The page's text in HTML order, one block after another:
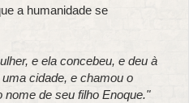
a humanidade se
e ela concebeu, e deu à
cidade, e chamou o
de seu filho Enoque."